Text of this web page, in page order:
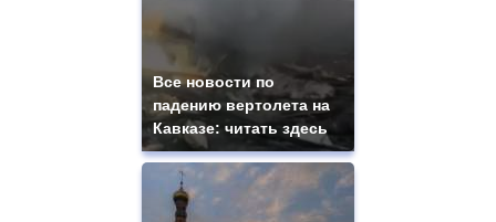
Все новости по
падению вертолета на
Кавказе: читать здесь